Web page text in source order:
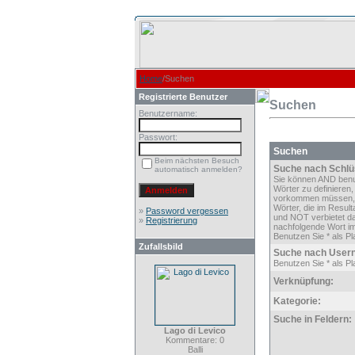
Home/Suchen
Registrierte Benutzer
Benutzername:
Passwort:
Beim nächsten Besuch
automatisch anmelden?
» Password vergessen
» Registrierung
Zufallsbild
Lago di Levico
Kommentare: 0
Balli
Suchen
Suchen
Suche nach
Sie können AND
Wörter zu definieren,
vorkommen
Wörter, die im
und NOT verbietet
nachfolgende Wort
Benutzen Sie * als
Suche nach
Benutzen Sie * als
Verknüpfung:
Kategorie:
Suche in Feldern: